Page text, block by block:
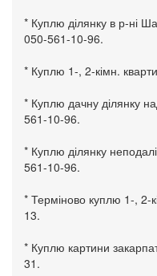
* Куплю ділянку в р-ні
050-561-10-96.
* Куплю 1-, 2-кімн.
* Куплю дачну ділянку
561-10-96.
* Куплю ділянку
561-10-96.
* Терміново куплю 1-, 2-
13.
* Куплю картини
31.